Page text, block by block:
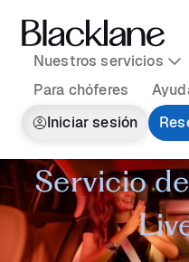
Nuestros servicios
Para chóferes
Iniciar sesión
Servicio